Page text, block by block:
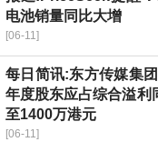
电池销量同比大增
[06-11]
每日简讯:东方传媒集
年度股东应占综合溢利
至1400万港元
[06-11]